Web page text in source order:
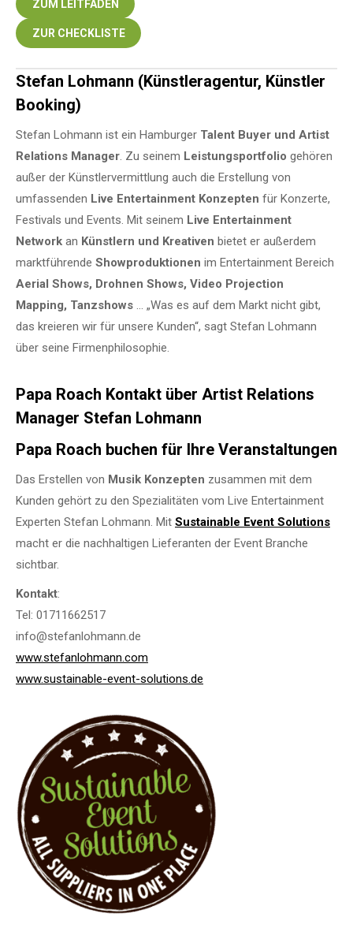
ZUM LEITFADEN
ZUR CHECKLISTE
Stefan Lohmann (Künstleragentur, Künstler
Booking)
Stefan Lohmann ist ein Hamburger Talent Buyer und Artist
Relations Manager. Zu seinem Leistungsportfolio gehören
außer der Künstlervermittlung auch die Erstellung von
umfassenden Live Entertainment Konzepten für Konzerte,
Festivals und Events. Mit seinem Live Entertainment
Network an Künstlern und Kreativen bietet er außerdem
marktführende Showproduktionen im Entertainment Bereich
Aerial Shows, Drohnen Shows, Video Projection
Mapping, Tanzshows … „Was es auf dem Markt nicht gibt,
das kreieren wir für unsere Kunden“, sagt Stefan Lohmann
über seine Firmenphilosophie.
Papa Roach Kontakt über Artist Relations
Manager Stefan Lohmann
Papa Roach buchen für Ihre Veranstaltungen
Das Erstellen von Musik Konzepten zusammen mit dem
Kunden gehört zu den Spezialitäten vom Live Entertainment
Experten Stefan Lohmann. Mit Sustainable Event Solutions
macht er die nachhaltigen Lieferanten der Event Branche
sichtbar.
Kontakt:
Tel: 01711662517
info@stefanlohmann.de
www.stefanlohmann.com
www.sustainable-event-solutions.de